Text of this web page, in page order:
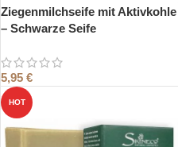
Ziegenmilchseife mit Aktivkohle
– Schwarze Seife
5,95 €
HOT